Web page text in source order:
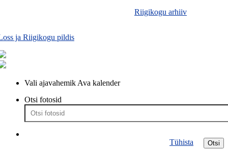
Riigikogu arhiiv
ja Riigikogu pildis
Vali ajavahemik Ava kalender
Otsi fotosid
Otsi
Tühista